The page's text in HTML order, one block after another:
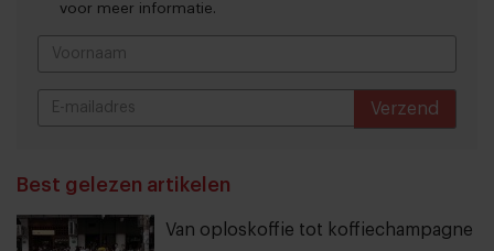
voor meer informatie.
Verzend
Best gelezen artikelen
Van oploskoffie tot koffiechampagne